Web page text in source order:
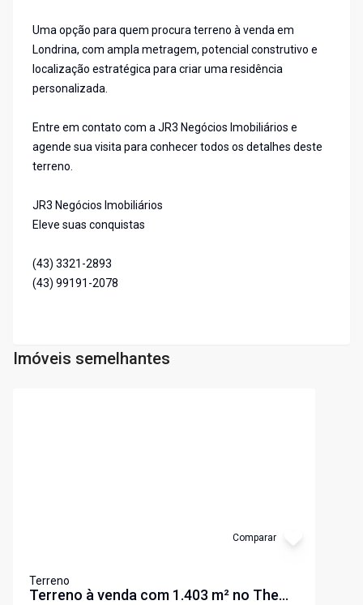
Uma opção para quem procura terreno à venda em
Londrina, com ampla metragem, potencial construtivo e
localização estratégica para criar uma residência
personalizada.
Entre em contato com a JR3 Negócios Imobiliários e
agende sua visita para conhecer todos os detalhes deste
terreno.
JR3 Negócios Imobiliários
Eleve suas conquistas
(43) 3321-2893
(43) 99191-2078
Imóveis semelhantes
Comparar
Terreno
Terreno à venda com 1.403 m² no The